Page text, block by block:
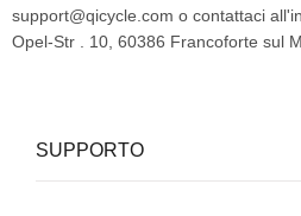
support@qicycle.com o contattaci
Opel-Str . 10, 60386 Francoforte sul
SUPPORTO